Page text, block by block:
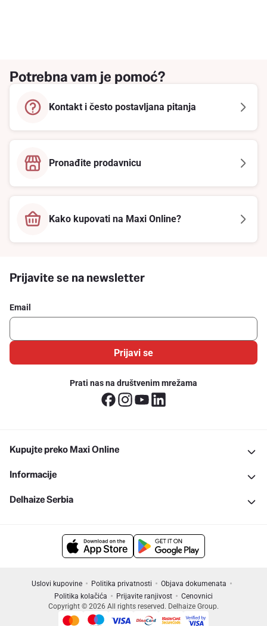
Potrebna vam je pomoć?
Kontakt i često postavljana pitanja
Pronađite prodavnicu
Kako kupovati na Maxi Online?
Prijavite se na newsletter
Email
Prijavi se
Prati nas na društvenim mrežama
Kupujte preko Maxi Online
Informacije
Delhaize Serbia
Uslovi kupovine Politika privatnosti
Objava dokumenata
Politika kolačića
Prijavite ranjivost
Cenovnici
Copyright © 2026 All rights reserved. Delhaize Group.